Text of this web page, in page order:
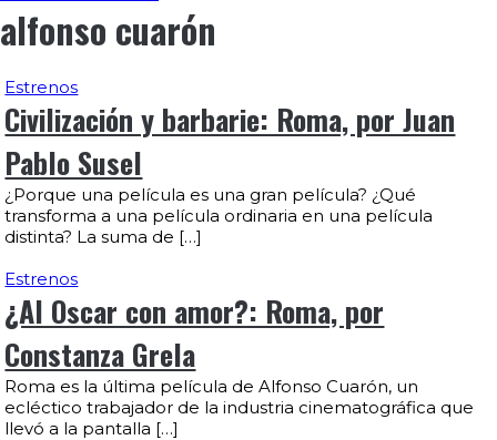
alfonso cuarón
Estrenos
Civilización y barbarie: Roma, por Juan
Pablo Susel
¿Porque una película es una gran película? ¿Qué
transforma a una película ordinaria en una película
distinta? La suma de […]
Estrenos
¿Al Oscar con amor?: Roma, por
Constanza Grela
Roma es la última película de Alfonso Cuarón, un
ecléctico trabajador de la industria cinematográfica que
llevó a la pantalla […]